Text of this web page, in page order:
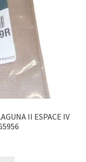
II ESPACE IV